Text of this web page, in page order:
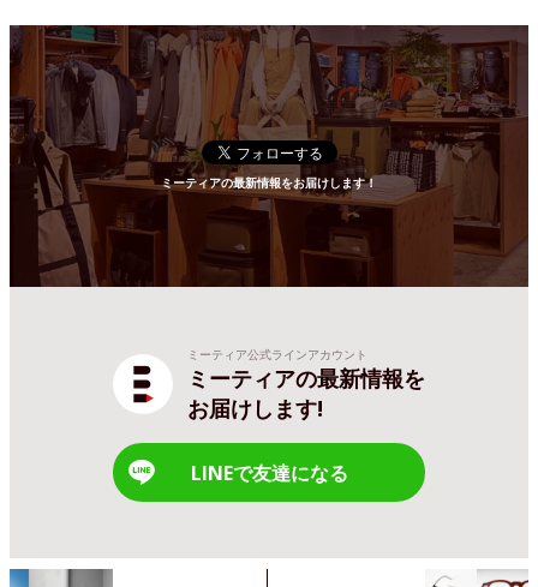
ミーティアの最新情報をお届けします！
ミーティア公式ラインアカウント
ミーティアの最新情報を
お届けします!
LINEで友達になる